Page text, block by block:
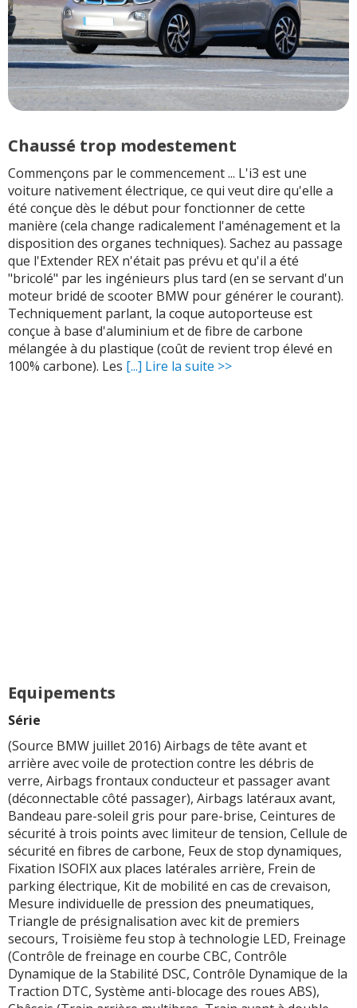
Chaussé trop modestement
Commençons par le commencement ... L'i3 est une
voiture nativement électrique, ce qui veut dire qu'elle a
été conçue dès le début pour fonctionner de cette
manière (cela change radicalement l'aménagement et la
disposition des organes techniques). Sachez au passage
que l'Extender REX n'était pas prévu et qu'il a été
"bricolé" par les ingénieurs plus tard (en se servant d'un
moteur bridé de scooter BMW pour générer le courant).
Techniquement parlant, la coque autoporteuse est
conçue à base d'aluminium et de fibre de carbone
mélangée à du plastique (coût de revient trop élevé en
100% carbone). Les [...] Lire la suite >>
Equipements
Série
(Source BMW juillet 2016) Airbags de tête avant et
arrière avec voile de protection contre les débris de
verre, Airbags frontaux conducteur et passager avant
(déconnectable côté passager), Airbags latéraux avant,
Bandeau pare-soleil gris pour pare-brise, Ceintures de
sécurité à trois points avec limiteur de tension, Cellule de
sécurité en fibres de carbone, Feux de stop dynamiques,
Fixation ISOFIX aux places latérales arrière, Frein de
parking électrique, Kit de mobilité en cas de crevaison,
Mesure individuelle de pression des pneumatiques,
Triangle de présignalisation avec kit de premiers
secours, Troisième feu stop à technologie LED, Freinage
(Contrôle de freinage en courbe CBC, Contrôle
Dynamique de la Stabilité DSC, Contrôle Dynamique de la
Traction DTC, Système anti-blocage des roues ABS),